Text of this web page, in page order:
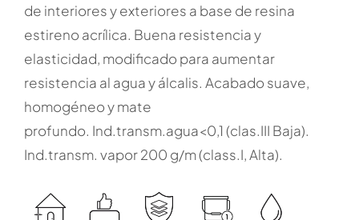
de interiores y exteriores a base de resina
estireno acrílica. Buena resistencia y
elasticidad, modificado para aumentar
resistencia al agua y álcalis. Acabado suave,
homogéneo y mate
profundo. Ind.transm.agua<0,1 (clas.III Baja).
Ind.transm. vapor 200 g/m (class.I, Alta).